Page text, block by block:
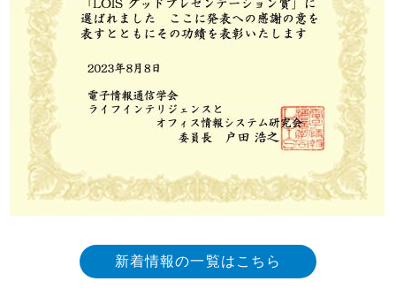
新着情報の一覧はこちら